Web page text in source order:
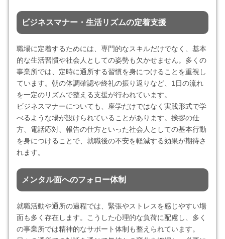
ビジネスマナー・生活リズムの定着支援
職場に定着するためには、専門的なスキルだけでなく、基本
的な生活習慣や社会人としての姿勢も欠かせません。多くの
事業所では、定時に通所する習慣を身につけることを重視し
ています。朝の体調確認や終礼の振り返りなど、1日の流れ
を一定のリズムで整える支援が行われています。
ビジネスマナーについても、座学だけではなく実践形式で学
べるような場が設けられていることがあります。挨拶の仕
方、電話応対、報告の仕方といった社会人としての基本行動
を身につけることで、就職後の不安を軽減する効果が期待さ
れます。
メンタル面へのフォロー体制
就職活動や通所の過程では、緊張やストレスを感じやすい場
面も多く存在します。こうした心理的な負荷に配慮し、多く
の事業所では精神的なサポート体制も整えられています。